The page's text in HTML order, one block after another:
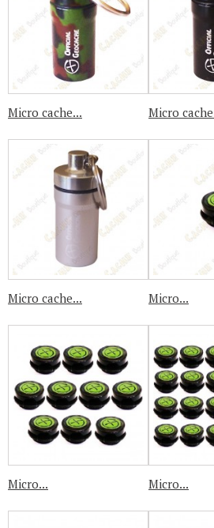
Micro cache... Micro
Micro cache... Micro...
Micro... Micro...